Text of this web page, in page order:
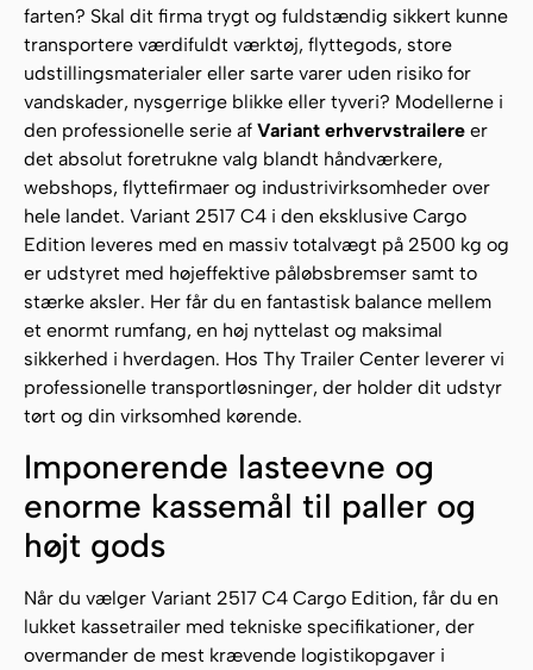
farten? Skal dit firma trygt og fuldstændig sikkert kunne
transportere værdifuldt værktøj, flyttegods, store
udstillingsmaterialer eller sarte varer uden risiko for
vandskader, nysgerrige blikke eller tyveri? Modellerne i
den professionelle serie af Variant erhvervstrailere er
det absolut foretrukne valg blandt håndværkere,
webshops, flyttefirmaer og industrivirksomheder over
hele landet. Variant 2517 C4 i den eksklusive Cargo
Edition leveres med en massiv totalvægt på 2500 kg og
er udstyret med højeffektive påløbsbremser samt to
stærke aksler. Her får du en fantastisk balance mellem
et enormt rumfang, en høj nyttelast og maksimal
sikkerhed i hverdagen. Hos Thy Trailer Center leverer vi
professionelle transportløsninger, der holder dit udstyr
tørt og din virksomhed kørende.
Imponerende lasteevne og
enorme kassemål til paller og
højt gods
Når du vælger Variant 2517 C4 Cargo Edition, får du en
lukket kassetrailer med tekniske specifikationer, der
overmander de mest krævende logistikopgaver i